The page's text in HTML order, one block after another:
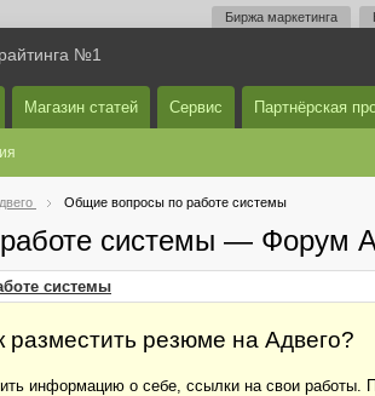
Биржа маркетинга
№1
Магазин статей Сервис Партнёрская
Общие вопросы по работе системы
системы — Форум
системы
разместить резюме на Адвего?
информацию о себе, ссылки на свои работы.